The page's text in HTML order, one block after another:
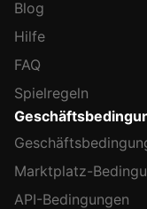
Blog
Hilfe
FAQ
Spielregeln
Marktplatz-
API-Bedingungen